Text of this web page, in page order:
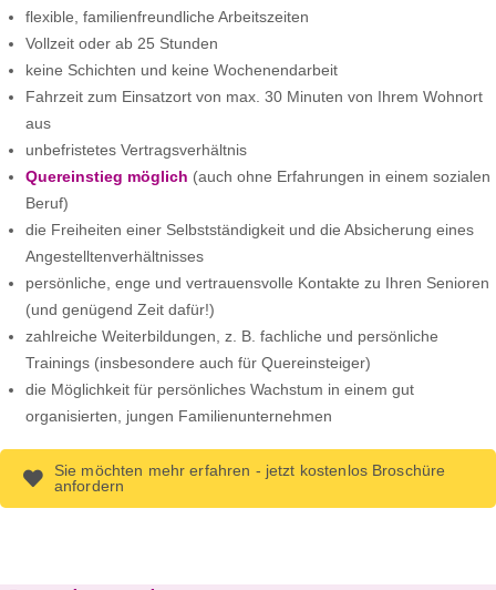
flexible, familienfreundliche Arbeitszeiten
Vollzeit oder ab 25 Stunden
keine Schichten und keine Wochenendarbeit
Fahrzeit zum Einsatzort von max. 30 Minuten von Ihrem Wohnort
aus
unbefristetes Vertragsverhältnis
Quereinstieg möglich (auch ohne Erfahrungen in einem sozialen
Beruf)
die Freiheiten einer Selbstständigkeit und die Absicherung eines
Angestelltenverhältnisses
persönliche, enge und vertrauensvolle Kontakte zu Ihren Senioren
(und genügend Zeit dafür!)
zahlreiche Weiterbildungen, z. B. fachliche und persönliche
Trainings (insbesondere auch für Quereinsteiger)
die Möglichkeit für persönliches Wachstum in einem gut
organisierten, jungen Familienunternehmen
Sie möchten mehr erfahren - jetzt kostenlos Broschüre
anfordern